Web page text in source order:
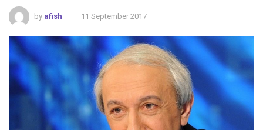
by afish 11 September 2017